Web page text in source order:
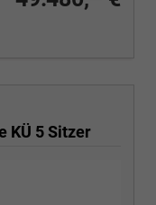
KÜ 5 Sitzer